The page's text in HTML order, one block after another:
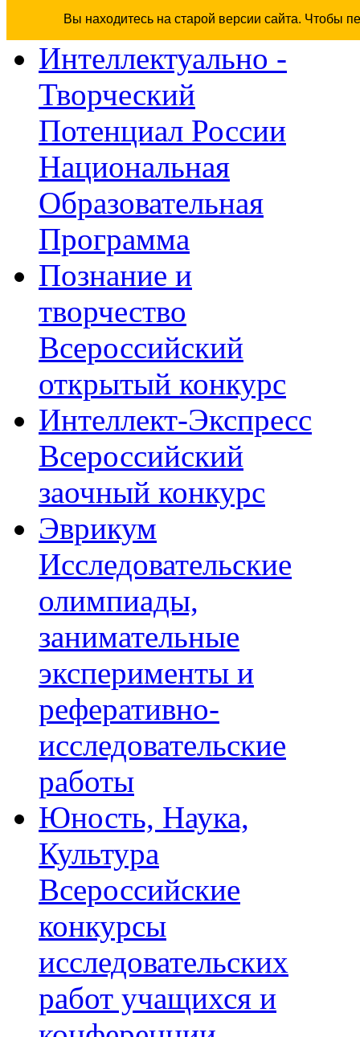
Вы находитесь на старой версии сайта. Чтобы
Интеллектуально -
Творческий
Потенциал России
Национальная
Образовательная
Программа
Познание и
творчество
Всероссийский
открытый конкурс
Интеллект-Экспресс
Всероссийский
заочный конкурс
Эврикум
Исследовательские
олимпиады,
занимательные
эксперименты и
реферативно-
исследовательские
работы
Юность, Наука,
Культура
Всероссийские
конкурсы
исследовательских
работ учащихся и